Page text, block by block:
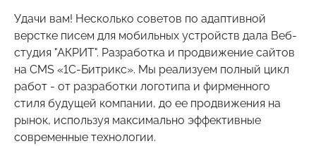
Удачи вам! Несколько советов по адаптивной
верстке писем для мобильных устройств дала Веб-
студия "АКРИТ". Разработка и продвижение сайтов
на CMS «1С-Битрикс». Мы реализуем полный цикл
работ - от разработки логотипа и фирменного
стиля будущей компании, до ее продвижения на
рынок, используя максимально эффективные
современные технологии.